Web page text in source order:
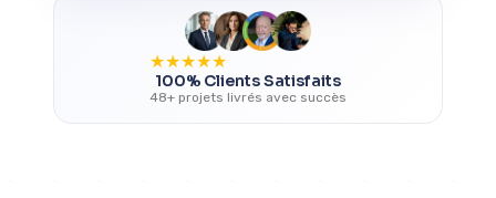
★★★★★
100% Clients Satisfaits
48+ projets livrés avec succès